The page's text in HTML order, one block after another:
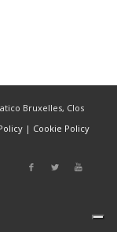
Bruxelles, Clos
| Cookie Policy